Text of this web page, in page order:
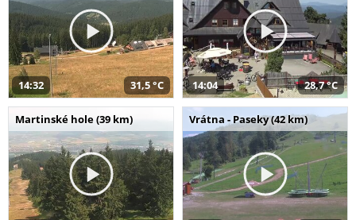
14:32 31,5 °C 14:04 28,7 °C
Martinské hole (39 km) Vrátna - Paseky (42 km)